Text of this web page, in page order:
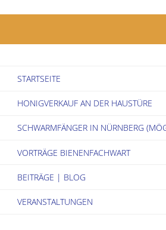
friends
Metropolregion
Nürnberg
e.V.
STARTSEITE
HONIGVERKAUF AN DER HAUSTÜRE
SCHWARMFÄNGER IN NÜRNBERG
VORTRÄGE BIENENFACHWART
BEITRÄGE | BLOG
VERANSTALTUNGEN